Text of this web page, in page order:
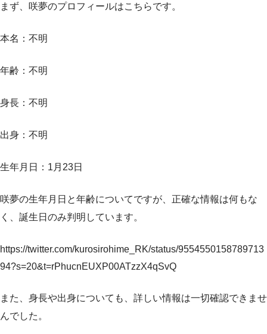
まず、咲夢のプロフィールはこちらです。
本名：不明
年齢：不明
身長：不明
出身：不明
生年月日：1月23日
咲夢の生年月日と年齢についてですが、正確な情報は何もな
く、誕生日のみ判明しています。
https://twitter.com/kurosirohime_RK/status/9554550158789713
94?s=20&t=rPhucnEUXP00ATzzX4qSvQ
また、身長や出身についても、詳しい情報は一切確認できませ
んでした。